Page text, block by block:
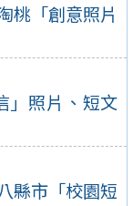
桃「創意照片
」照片、短文
縣市「校園短